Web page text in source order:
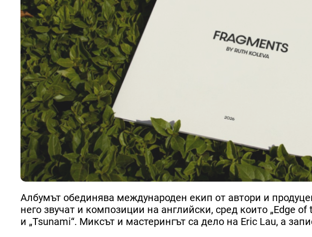
Албумът обединява международен екип от автори и
него звучат и композиции на английски, сред които „Edge of
и „Tsunami“. Миксът и мастерингът са дело на Eric Lau, а